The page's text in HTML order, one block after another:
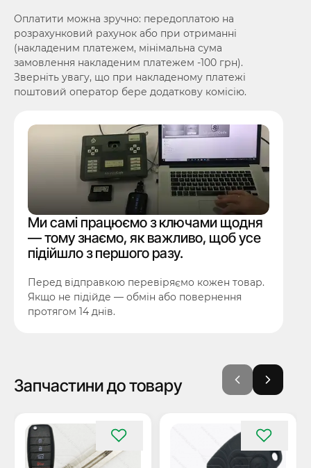
Оплатити можна зручно: передоплатою на
розрахунковий рахунок або при отриманні
(накладеним платежем, мінімальна сума
замовлення накладеним платежем -100 грн).
Зверніть увагу, що при накладеному платежі
поштовий оператор бере додаткову комісію.
Ми самі працюємо з ключами щодня
— тому знаємо, як важливо, щоб усе
підійшло з першого разу.
Перед відправкою перевіряємо кожен товар.
Якщо не підійде — обмін або повернення
протягом 14 днів.
Запчастини до товару